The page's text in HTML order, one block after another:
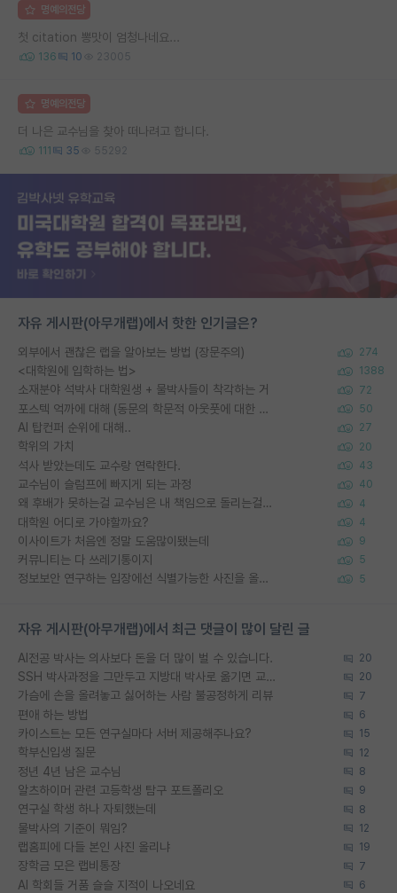
명예의전당
첫 citation 뽕맛이 엄청나네요...
136 10 23005
명예의전당
더 나은 교수님을 찾아 떠나려고 합니다.
111 35 55292
자유 게시판(아무개랩)에서 핫한 인기글은?
외부에서 괜찮은 랩을 알아보는 방법 (장문주의) 274
<대학원에 입학하는 법> 1388
소재분야 석박사 대학원생 + 물박사들이 착각하는 거 72
포스텍 억까에 대해 (동문의 학문적 아웃풋에 대한 반박) 50
AI 탑컨퍼 순위에 대해.. 27
학위의 가치 20
석사 받았는데도 교수랑 연락한다. 43
교수님이 슬럼프에 빠지게 되는 과정 40
왜 후배가 못하는걸 교수님은 내 책임으로 돌리는걸까요? 4
대학원 어디로 가야할까요? 4
이사이트가 처음엔 정말 도움많이됐는데 9
커뮤니티는 다 쓰레기통이지 5
정보보안 연구하는 입장에선 식별가능한 사진을 올리는건 비추이긴함 5
자유 게시판(아무개랩)에서 최근 댓글이 많이 달린 글
AI전공 박사는 의사보다 돈을 더 많이 벌 수 있습니다. 20
SSH 박사과정을 그만두고 지방대 박사로 옮기면 교수의 꿈은 끝일까요? 20
가슴에 손을 올려놓고 싫어하는 사람 불공정하게 리뷰 7
편애 하는 방법 6
카이스트는 모든 연구실마다 서버 제공해주나요? 15
학부신입생 질문 12
정년 4년 남은 교수님 8
알츠하이머 관련 고등학생 탐구 포트폴리오 9
연구실 학생 하나 자퇴했는데 8
물박사의 기준이 뭐임? 12
랩홈피에 다들 본인 사진 올리냐 19
장학금 모은 랩비통장 7
AI 학회들 거품 슬슬 지적이 나오네요 6